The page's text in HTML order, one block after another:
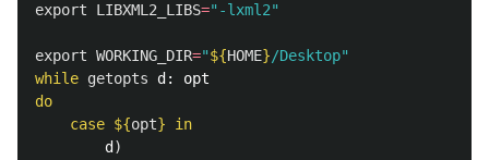
export LIBXML2_LIBS="-lxml2"
export WORKING_DIR="${HOME}/Desktop"
while getopts
do
    case
${opt}
in
d )